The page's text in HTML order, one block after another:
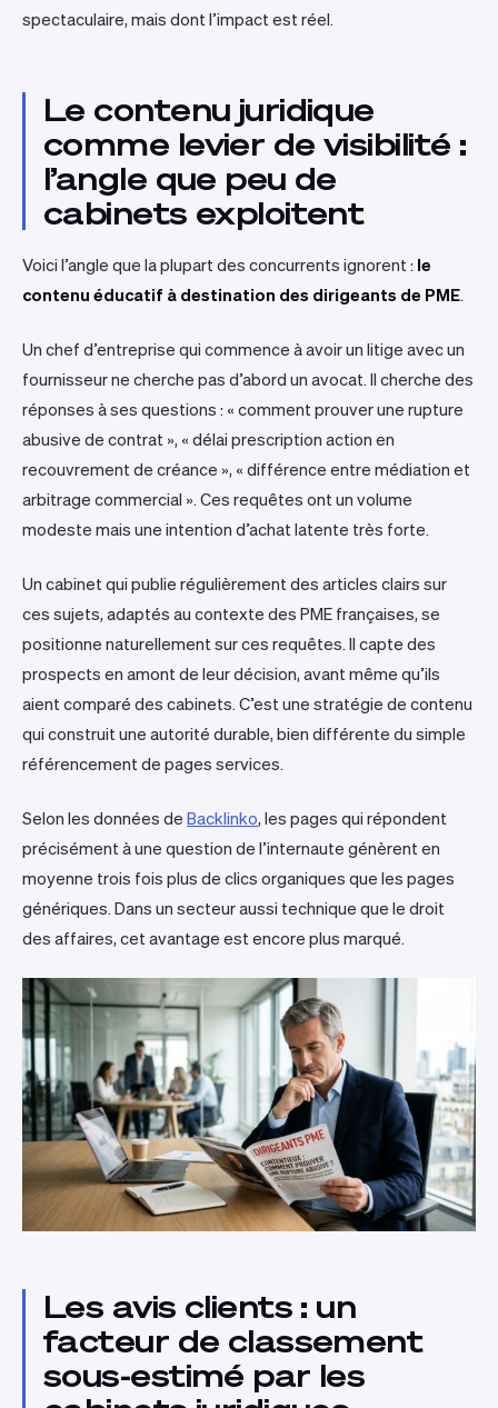
spectaculaire, mais dont l’impact est réel.
Le contenu juridique
comme levier de visibilité :
l’angle que peu de
cabinets exploitent
Voici l’angle que la plupart des concurrents ignorent : le
contenu éducatif à destination des dirigeants de PME.
Un chef d’entreprise qui commence à avoir un litige avec un
fournisseur ne cherche pas d’abord un avocat. Il cherche des
réponses à ses questions : « comment prouver une rupture
abusive de contrat », « délai prescription action en
recouvrement de créance », « différence entre médiation et
arbitrage commercial ». Ces requêtes ont un volume
modeste mais une intention d’achat latente très forte.
Un cabinet qui publie régulièrement des articles clairs sur
ces sujets, adaptés au contexte des PME françaises, se
positionne naturellement sur ces requêtes. Il capte des
prospects en amont de leur décision, avant même qu’ils
aient comparé des cabinets. C’est une stratégie de contenu
qui construit une autorité durable, bien différente du simple
référencement de pages services.
Selon les données de Backlinko, les pages qui répondent
précisément à une question de l’internaute génèrent en
moyenne trois fois plus de clics organiques que les pages
génériques. Dans un secteur aussi technique que le droit
des affaires, cet avantage est encore plus marqué.
Les avis clients : un
facteur de classement
sous-estimé par les